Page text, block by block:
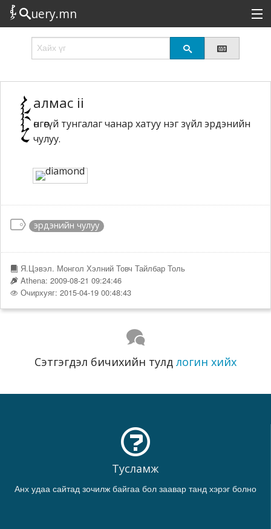
uery.mn
Сонирхолтой
Эрэлттэй
Төрөл
Логин
алмас ii
өнгөгүй тунгалаг чанар хатуу нэг зүйл эрдэнийн
чулуу.
эрдэнийн чулуу
Я.Цэвэл. Монгол Хэлний Товч Тайлбар Толь
Athena: 2009-08-21 09:24:46
Очирхуяг: 2015-04-19 00:48:43
Сэтгэгдэл бичихийн тулд логин хийх
Тусламж
Анх удаа сайтад зочилж байгаа бол заавар танд хэрэг болно